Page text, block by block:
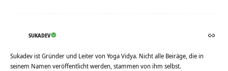
SUKADEV
Sukadev ist Gründer und Leiter von Yoga Vidya. Nicht alle Beiräge, die in
seinem Namen veröffentlicht werden, stammen von ihm selbst.